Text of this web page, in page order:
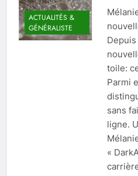
ACTUALITÉS &
GÉNÉRALISTE
toile:
Parmi
sans
ligne.
«